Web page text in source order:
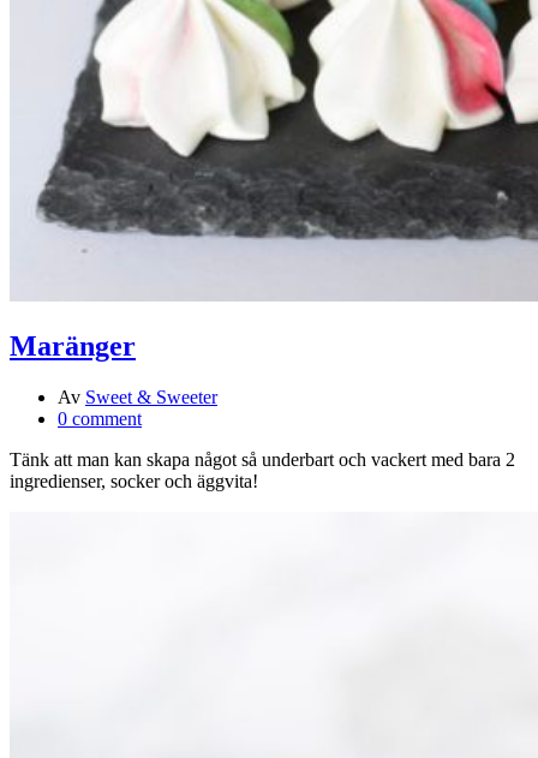
Maränger
Av Sweet & Sweeter
0 comment
Tänk att man kan skapa något så underbart och vackert med bara 2
ingredienser, socker och äggvita!